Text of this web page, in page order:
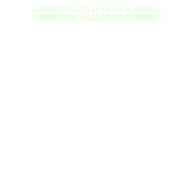
» Quiz ici !